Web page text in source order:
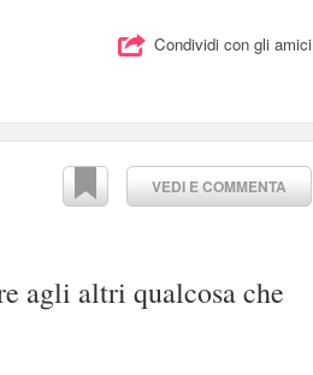
Condividi con gli amici
VEDI E COMMENTA
agli altri qualcosa che